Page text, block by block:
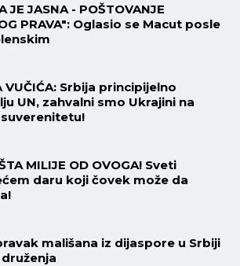
JE JASNA - POŠTOVANJE
PRAVA": Oglasio se Macut posle
VUČIĆA: Srbija principijelno
UN, zahvalni smo Ukrajini na
MILIJE OD OVOGA! Sveti
daru koji čovek može da
mališana iz dijaspore u Srbiji